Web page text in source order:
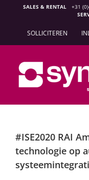
SALES & RENTAL +31
SOLLICITEREN
#ISE2020 RAI
technologie op